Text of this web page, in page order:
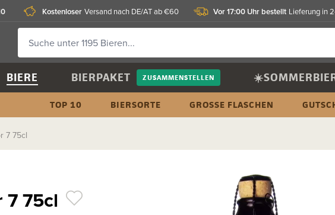
Kostenloser Versand nach DE/AT ab €60 Vor 17:00 Uhr bestellt Lieferung in
BIERE BIERPAKET ZUSAMMENSTELLEN
TOP 10 BIERSORTE GROSSE FLASCHEN
7 75cl
75cl